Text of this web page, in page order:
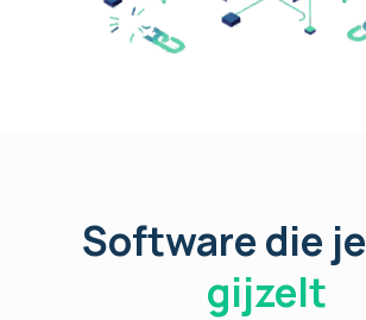
Software die je
gijzelt